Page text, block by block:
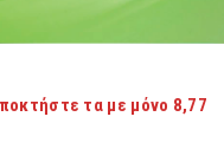
τα με μόνο 8,77